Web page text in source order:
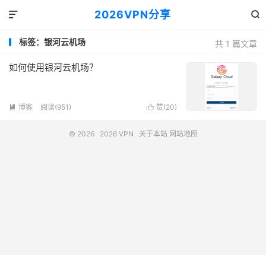
2026VPN分享 

共 1 篇文章
标签：银河云机场
如何使用银河云机场？
 赞(20)
 博客 阅读(951)
© 2026 2026 VPN 关于本站 网站地图